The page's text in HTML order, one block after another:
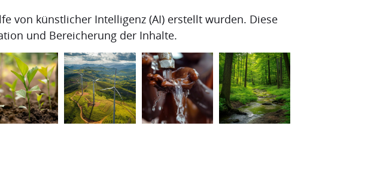
von künstlicher Intelligenz (AI) erstellt wurden. Diese
und Bereicherung der Inhalte.